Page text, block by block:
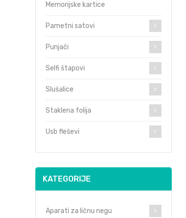
Memorijske kartice
Pametni satovi
Punjači
Selfi štapovi
Slušalice
Staklena folija
Usb fleševi
KATEGORIJE
Aparati za ličnu negu